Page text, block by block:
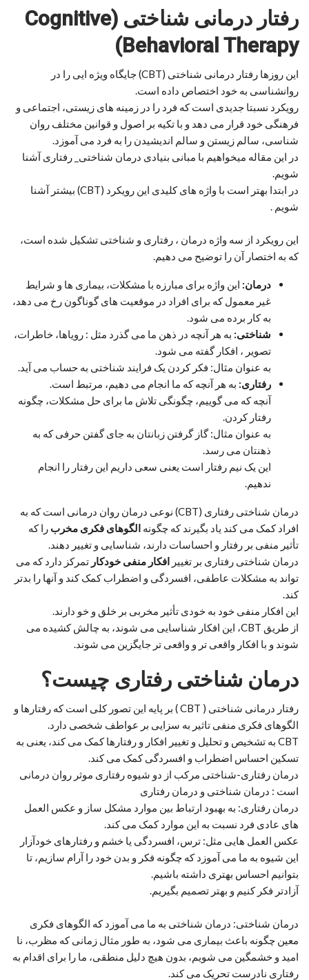
رفتار درمانی شناختی (Cognitive
Behavioral Therapy)
این روزها رفتار درمانی شناختی (CBT) جایگاه ویژه ایی را در
روانشناسی به خود اختصاص داده است.
رویکرد نسبتا جدیدی است که فرد را در زمینه های زیستی، اجتماعی و
فرهنگی خود قرار می دهد و با تکیه بر اصول و قوانین مختلف روان
شناسی، سالم زیستن و سالم اندیشیدن را به فرد می آموزد.
در این مقاله میخواهیم با مبانی بنیادی درمان شناختی_ رفتاری آشنا
شویم.
در ابتدا بهتر است با واژه های کلیدی این رویکرد (CBT) بیشتر آشنا
شویم .
این رویکرد از سه واژه درمان ، رفتاری و شناختی تشکیل شده است،
که به اختصار آن را توضیح می دهیم.
درمان: این واژه برای مبارزه با مشکلات، بیماری ها و شرایط
غیر معمول که برای افراد در موقعیت های گوناگون رخ می دهد،
به کار برده می شود.
شناختی: به هر آنچه در ذهن ما می گذرد مثل : رویاها، خاطرات،
تصویر ، افکار گفته می شود.
به عنوان مثال: فکر کردن یک فرایند شناختی به حساب می آید.
رفتاری: به هر آنچه که ما انجام می دهیم، مرتبط است.
آنچه که می گوییم، چگونگی تلاش ما برای حل مشکلات، چگونه
رفتار کردن.
به عنوان مثال: گاز گرفتن زبانتان به جای گفتن حرفی که به
ذهنتان می رسد.
این یک نیم رفتار است یعنی سعی داریم این رفتار را انجام
ندهیم.
درمان شناختی رفتاری (CBT) نوعی درمان روان درمانی است که به
افراد کمک می کند یاد بگیرند که چگونه الگوهای فکری مخرب را که
تأثیر منفی بر رفتار و احساسات دارند، شناسایی و تغییر دهند.
درمان شناختی رفتاری بر تغییر افکار منفی خودکار تمرکز دارد که می
تواند به مشکلات عاطفی، افسردگی و اضطراب کمک کند و آنها را بدتر
کند.
این افکار منفی خود به خودی تأثیر مخربی بر خلق و خو دارند.
از طریق CBT، این افکار شناسایی می شوند، به چالش کشیده می
شوند و با افکار واقعی تر و واقعی تر جایگزین می شوند.
درمان شناختی رفتاری چیست؟
رفتار درمانی شناختی ( CBT ) بر پایه این تصور کلی است که رفتارها و
الگوهای فکری منفی تاثیر به سزایی بر عواطف شخصی دارد.
CBT به تشخیص و تحلیل و تغییر افکار و رفتارها کمک می کند، یعنی به
تسکین احساس اضطراب و افسردگی کمک می کند.
درمان رفتاری-شناختی مرکب از دو شیوه رفتاری موثر روان درمانی
است : درمان شناختی و درمان رفتاری
درمان رفتاری: به بهبود ارتباط بین موارد مشکل ساز و عکس العمل
های عادی فرد نسبت به این موارد کمک می کند.
عکس العمل هایی مثل: ترس، افسردگی یا خشم و رفتارهای خودآزار
این شیوه به ما می آموزد که چگونه فکر و بدن خود را آرام سازیم، تا
بتوانیم احساس بهتری داشته باشیم.
آزادتر فکر کنیم و بهتر تصمیم بگیریم.
درمان شناختی: درمان شناختی به ما می آموزد که الگوهای فکری
معین چگونه باعث بیماری می شود، به طور مثال زمانی که مظرب، نا
امید و خشمگین می شویم، بدون هیچ دلیل منطقی، ما را برای اقدام به
رفتاری نادرست تحریک می کند.